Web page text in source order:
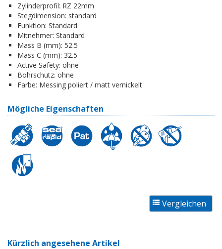
Zylinderprofil: RZ 22mm
Stegdimension: standard
Funktion: Standard
Mitnehmer: Standard
Mass B (mm): 52.5
Mass C (mm): 32.5
Active Safety: ohne
Bohrschutz: ohne
Farbe: Messing poliert / matt vernickelt
Mögliche Eigenschaften
Kürzlich angesehene Artikel